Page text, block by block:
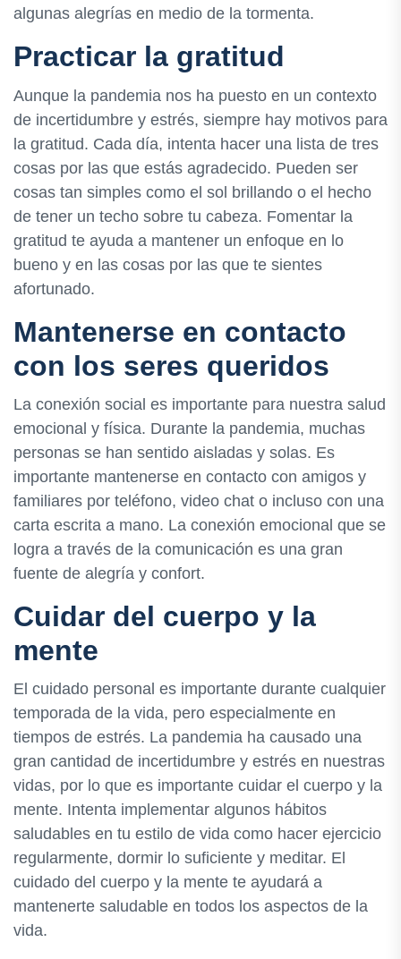
algunas alegrías en medio de la tormenta.
Practicar la gratitud
Aunque la pandemia nos ha puesto en un contexto
de incertidumbre y estrés, siempre hay motivos para
la gratitud. Cada día, intenta hacer una lista de tres
cosas por las que estás agradecido. Pueden ser
cosas tan simples como el sol brillando o el hecho
de tener un techo sobre tu cabeza. Fomentar la
gratitud te ayuda a mantener un enfoque en lo
bueno y en las cosas por las que te sientes
afortunado.
Mantenerse en contacto
con los seres queridos
La conexión social es importante para nuestra salud
emocional y física. Durante la pandemia, muchas
personas se han sentido aisladas y solas. Es
importante mantenerse en contacto con amigos y
familiares por teléfono, video chat o incluso con una
carta escrita a mano. La conexión emocional que se
logra a través de la comunicación es una gran
fuente de alegría y confort.
Cuidar del cuerpo y la
mente
El cuidado personal es importante durante cualquier
temporada de la vida, pero especialmente en
tiempos de estrés. La pandemia ha causado una
gran cantidad de incertidumbre y estrés en nuestras
vidas, por lo que es importante cuidar el cuerpo y la
mente. Intenta implementar algunos hábitos
saludables en tu estilo de vida como hacer ejercicio
regularmente, dormir lo suficiente y meditar. El
cuidado del cuerpo y la mente te ayudará a
mantenerte saludable en todos los aspectos de la
vida.